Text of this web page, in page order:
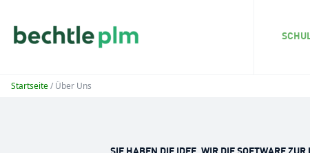
Startseite/ Über Uns
SIE HABEN DIE IDEE, WIR DIE SOFTWARE ZUR